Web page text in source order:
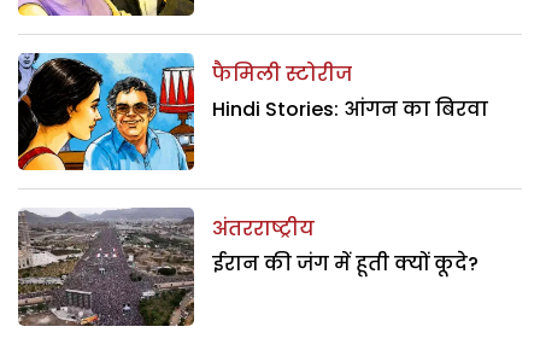
फैमिली स्टोरीज
Hindi Stories: आंगन का बिरवा
अंतरराष्ट्रीय
ईरान की जंग में हूती क्यों कूदे?